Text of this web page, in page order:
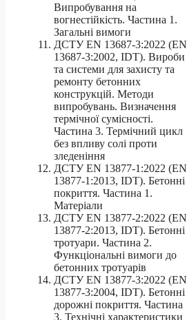
Випробування на
вогнестійкість. Частина 1.
Загальні вимоги
ДСТУ EN 13687-3:2022 (EN
13687-3:2002, IDT). Вироби
та системи для захисту та
ремонту бетонних
конструкцій. Методи
випробувань. Визначення
термічної сумісності.
Частина 3. Термічний цикл
без впливу солі проти
зледеніння
ДСТУ EN 13877-1:2022 (EN
13877-1:2013, IDT). Бетонні
покриття. Частина 1.
Матеріали
ДСТУ EN 13877-2:2022 (EN
13877-2:2013, IDT). Бетонні
тротуари. Частина 2.
Функціональні вимоги до
бетонних тротуарів
ДСТУ EN 13877-3:2022 (EN
13877-3:2004, IDT). Бетонні
дорожні покриття. Частина
3. Технічні характеристики